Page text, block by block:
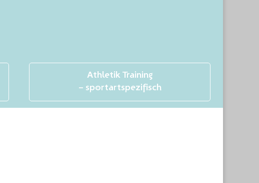
Athletik Training
– sportartspezifisch